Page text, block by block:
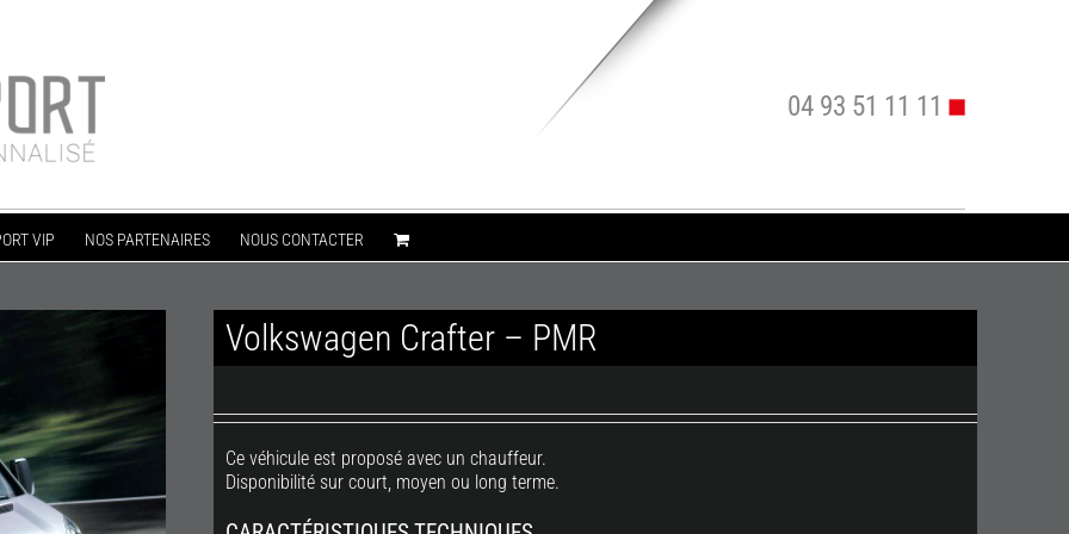
04 93 51 11 11
VIP NOS PARTENAIRES NOUS CONTACTER
Volkswagen Crafter – PMR
Ce véhicule est proposé avec un chauffeur.
Disponibilité sur court, moyen ou long terme.